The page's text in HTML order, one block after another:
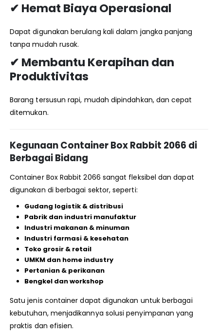
✔ Hemat Biaya Operasional
Dapat digunakan berulang kali dalam jangka panjang
tanpa mudah rusak.
✔ Membantu Kerapihan dan
Produktivitas
Barang tersusun rapi, mudah dipindahkan, dan cepat
ditemukan.
Kegunaan Container Box Rabbit 2066 di
Berbagai Bidang
Container Box Rabbit 2066 sangat fleksibel dan dapat
digunakan di berbagai sektor, seperti:
Gudang logistik & distribusi
Pabrik dan industri manufaktur
Industri makanan & minuman
Industri farmasi & kesehatan
Toko grosir & retail
UMKM dan home industry
Pertanian & perikanan
Bengkel dan workshop
Satu jenis container dapat digunakan untuk berbagai
kebutuhan, menjadikannya solusi penyimpanan yang
praktis dan efisien.